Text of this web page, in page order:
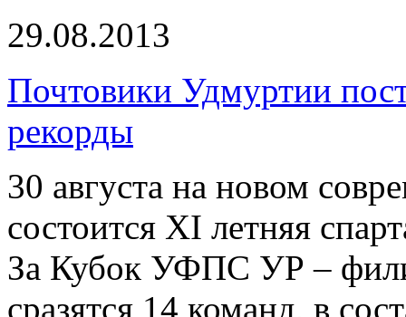
29.08.2013
Почтовики Удмуртии
рекорды
30 августа на новом
состоится XI летняя
За Кубок УФПС УР –
сразятся 14 команд, в